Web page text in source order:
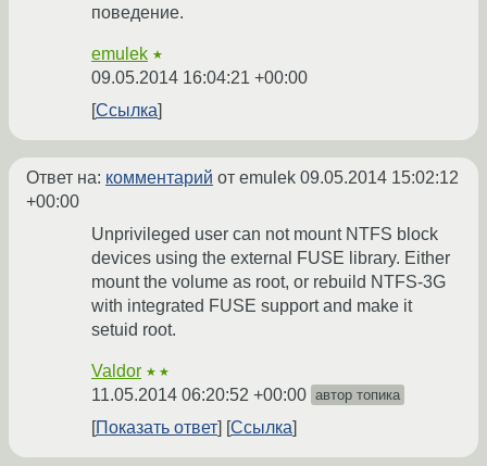
поведение.
emulek ★
09.05.2014 16:04:21 +00:00
Ссылка
Ответ на: комментарий от emulek 09.05.2014 15:02:12
+00:00
Unprivileged user can not mount NTFS block
devices using the external FUSE library. Either
mount the volume as root, or rebuild NTFS-3G
with integrated FUSE support and make it
setuid root.
Valdor ★★
11.05.2014 06:20:52 +00:00 автор топика
Показать ответ Ссылка